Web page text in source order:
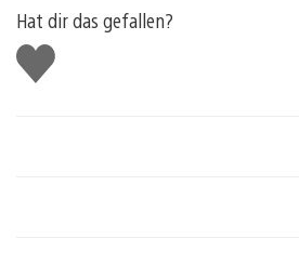
Hat dir das gefallen?
Gefällt
mir